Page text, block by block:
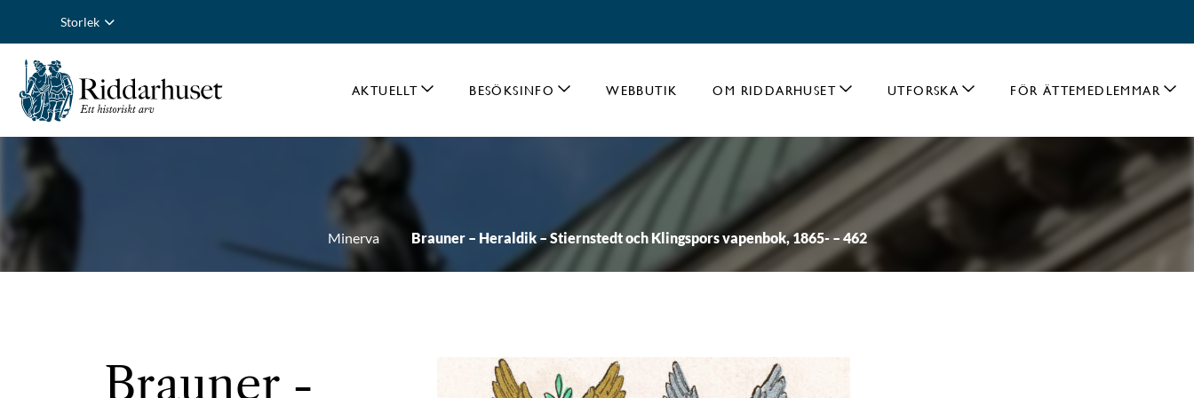
Storlek
AKTUELLT BESÖKSINFO WEBBUTIK OM RIDDARHUSET UTFORSKA FÖR ÄTTEMEDLEMMAR
Minerva Brauner – Heraldik – Stiernstedt och Klingspors vapenbok, 1865- – 462
Brauner -